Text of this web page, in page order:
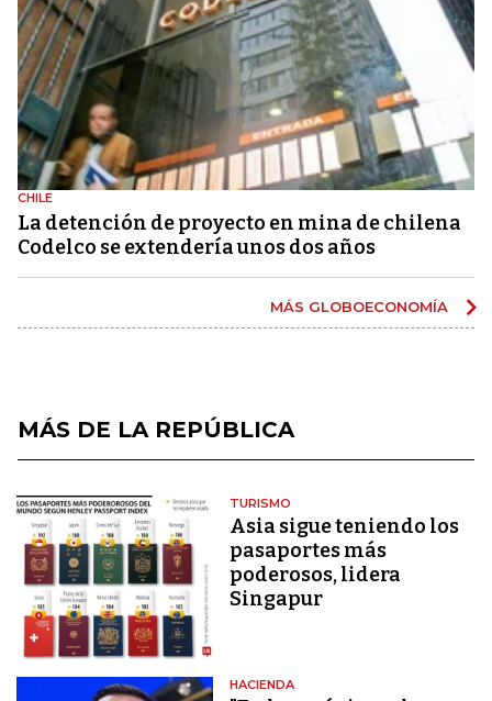
CHILE
La detención de proyecto en mina de chilena
Codelco se extendería unos dos años
MÁS GLOBOECONOMÍA
MÁS DE LA REPÚBLICA
TURISMO
Asia sigue teniendo los
pasaportes más
poderosos, lidera
Singapur
HACIENDA